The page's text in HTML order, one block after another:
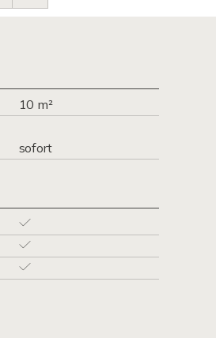
10 m²
sofort